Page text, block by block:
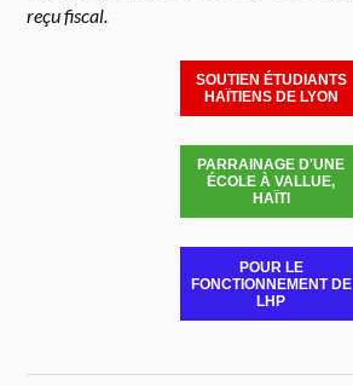
reçu fiscal.
SOUTIEN ÉTUDIANTS
HAÏTIENS DE LYON
PARRAINAGE D'UNE
ÉCOLE À VALLUE,
HAÏTI
POUR LE
FONCTIONNEMENT DE
LHP